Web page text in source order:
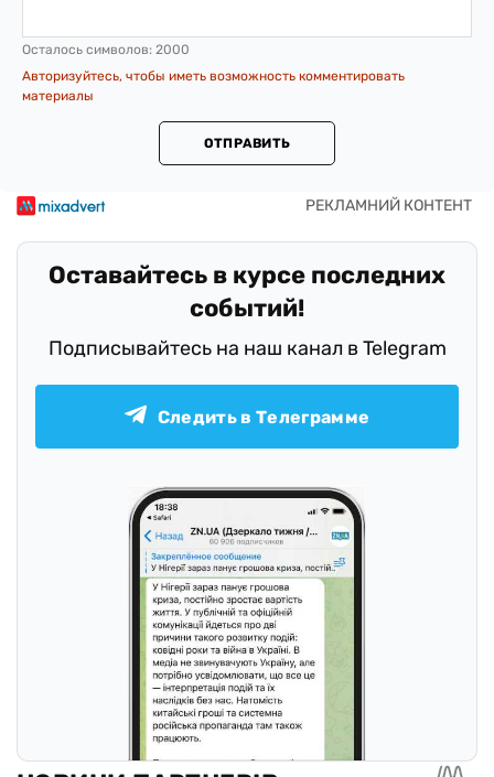
Осталось символов: 2000
Авторизуйтесь, чтобы иметь возможность комментировать
материалы
ОТПРАВИТЬ
Оставайтесь в курсе последних
событий!
Подписывайтесь на наш канал в Telegram
Следить в Телеграмме